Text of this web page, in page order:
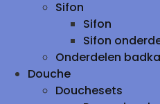
Sifon
Sifon
Sifon
Onderdelen
Douche
Douchesets